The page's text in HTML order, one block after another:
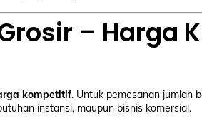
– Harga
kompetitif. Untuk pemesanan jumlah
instansi, maupun bisnis komersial.